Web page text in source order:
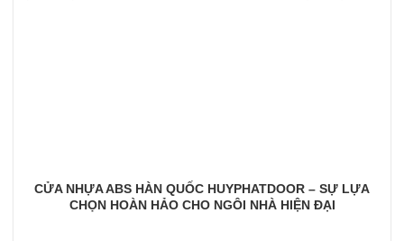
CỬA NHỰA ABS HÀN QUỐC HUYPHATDOOR – SỰ LỰA
CHỌN HOÀN HẢO CHO NGÔI NHÀ HIỆN ĐẠI